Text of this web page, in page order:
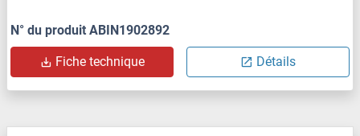
N° du produit ABIN1902892
Fiche technique Détails